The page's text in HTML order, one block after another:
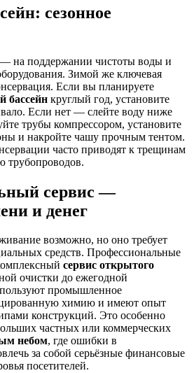
сезонное
на поддержании чистоты воды и
Зимой же ключевая
Если вы планируете
бассейн круглый год, установите
Если нет — слейте воду ниже
трубы компрессором, установите
и накройте чашу прочным тентом.
часто приводят к трещинам
трубопроводов.
сервис —
и денег
возможно, но оно требует
средств. Профессиональные
сервис открытого
очистки до ежегодной
промышленное
химию и имеют опыт
конструкций. Это особенно
частных или коммерческих
небом, где ошибки в
за собой серьёзные финансовые
посетителей.